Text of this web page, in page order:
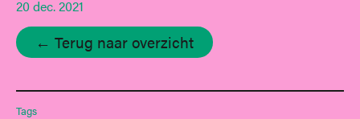
20 dec. 2021
← Terug naar overzicht
Tags